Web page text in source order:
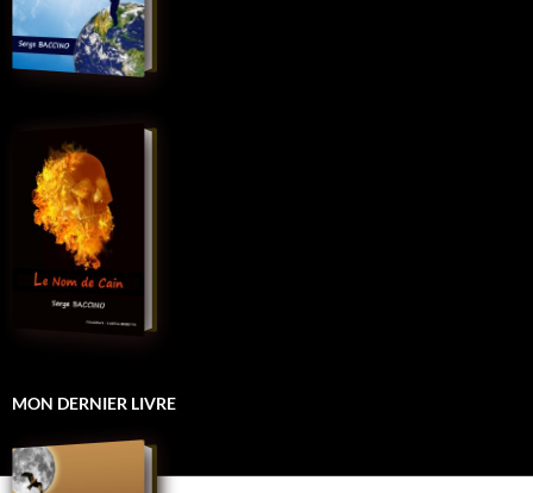
MON DERNIER LIVRE